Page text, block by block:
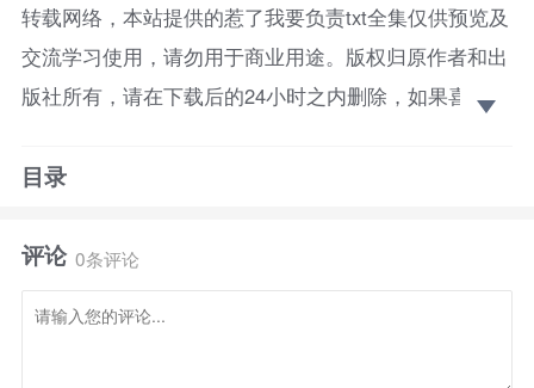
转载网络，本站提供的惹了我要负责txt全集仅供预览及
交流学习使用，请勿用于商业用途。版权归原作者和出
版社所有，请在下载后的24小时之内删除，如果喜欢。
后意外，大学时和陆宸发生了不该发生的关系。
但两人本只是和关系淡漠的同学，顶多再加一个老
乡，既然是一场意外，叶清谁也不怪，迅速表明立场，
撇清关系。
目录
评论 0条评论